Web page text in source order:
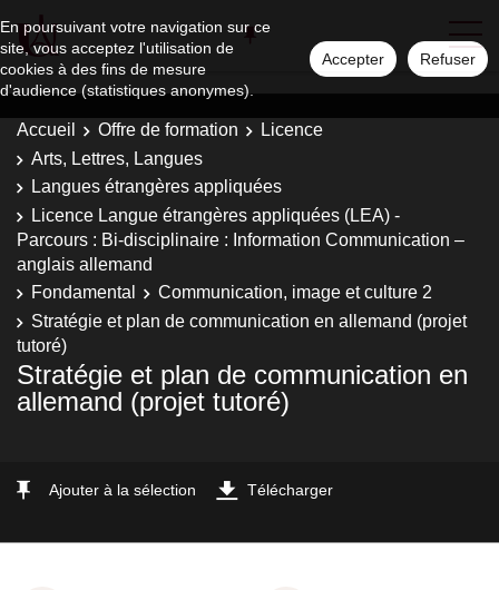
En poursuivant votre navigation sur ce
site, vous acceptez l'utilisation de
cookies à des fins de mesure
d'audience (statistiques anonymes).
Accepter Refuser
Accueil Offre de formation
Licence
Arts, Lettres, Langues
Langues étrangères appliquées
Licence Langue étrangères appliquées (LEA) -
Parcours : Bi-disciplinaire : Information Communication –
anglais allemand
Fondamental
Communication, image et culture 2
Stratégie et plan de communication en allemand (projet
tutoré)
Stratégie et plan de communication en
allemand (projet tutoré)
Ajouter à la sélection Télécharger